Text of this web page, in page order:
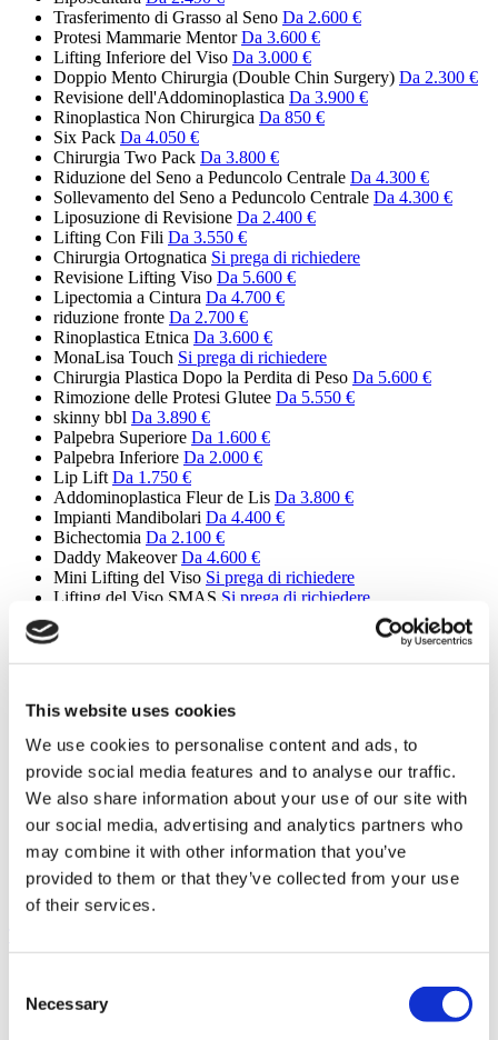
This website uses cookies
We use cookies to personalise content and ads, to
provide social media features and to analyse our traffic.
We also share information about your use of our site with
our social media, advertising and analytics partners who
may combine it with other information that you’ve
provided to them or that they’ve collected from your use
of their services.
Selection
Necessary
Trasferimento di Grasso al Seno Da 2.600 €
Protesi Mammarie Mentor Da 3.600 €
Lifting Inferiore del Viso Da 3.000 €
Doppio Mento Chirurgia (Double Chin Surgery) Da 2.300 €
Revisione dell'Addominoplastica Da 3.900 €
Rinoplastica Non Chirurgica Da 850 €
Six Pack Da 4.050 €
Chirurgia Two Pack Da 3.800 €
Riduzione del Seno a Peduncolo Centrale Da 4.300 €
Sollevamento del Seno a Peduncolo Centrale Da 4.300 €
Liposuzione di Revisione Da 2.400 €
Lifting Con Fili Da 3.550 €
Chirurgia Ortognatica Si prega di richiedere
Revisione Lifting Viso Da 5.600 €
Lipectomia a Cintura Da 4.700 €
riduzione fronte Da 2.700 €
Rinoplastica Etnica Da 3.600 €
MonaLisa Touch Si prega di richiedere
Chirurgia Plastica Dopo la Perdita di Peso Da 5.600 €
Rimozione delle Protesi Glutee Da 5.550 €
skinny bbl Da 3.890 €
Palpebra Superiore Da 1.600 €
Palpebra Inferiore Da 2.000 €
Lip Lift Da 1.750 €
Addominoplastica Fleur de Lis Da 3.800 €
Impianti Mandibolari Da 4.400 €
Bichectomia Da 2.100 €
Daddy Makeover Da 4.600 €
Mini Lifting del Viso Si prega di richiedere
Lifting del Viso SMAS Si prega di richiedere
Lifting Profondo del Collo
Si prega di richiedere
Lifting del Viso MACS
Addominoplastica Estesa Si prega di richiedere
Lifting del Viso Cinderella Si prega di richiedere
Sollevamento del Monte di Venere Da 3.900 €
Riduzione dell'Areola Si prega di richiedere
LipedemaSi prega di richiedere
Rinoplastica di Revisione Si prega di richiedere
Rinoplastica Etnica di Revisione Si prega di richiedere
Male Body Sculpting Surgery Si prega di richiedere
Skin Removal SurgerySi prega di richiedere
Condrolaringoplastica
Trapianto Barba